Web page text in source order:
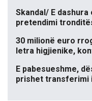
Skandal/ E dashura
pretendimi
30 milionë euro
letra higjienike,
E pabesueshme,
prishet transferimi